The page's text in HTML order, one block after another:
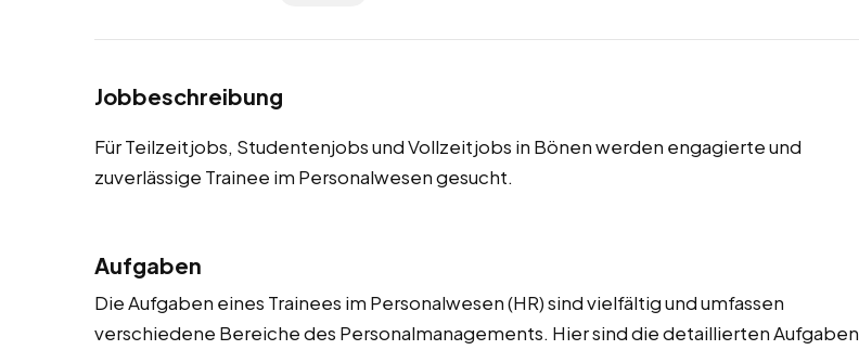
Jobbeschreibung
Für Teilzeitjobs, Studentenjobs und Vollzeitjobs in Bönen werden engagierte und
zuverlässige Trainee im Personalwesen gesucht.
Aufgaben
Die Aufgaben eines Trainees im Personalwesen (HR) sind vielfältig und umfassen
verschiedene Bereiche des Personalmanagements. Hier sind die detaillierten Aufgaben